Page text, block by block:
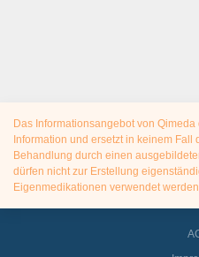
Das Informationsangebot von
Information und ersetzt in keinem
Behandlung durch einen
dürfen nicht zur Erstellung
Eigenmedikationen verwendet